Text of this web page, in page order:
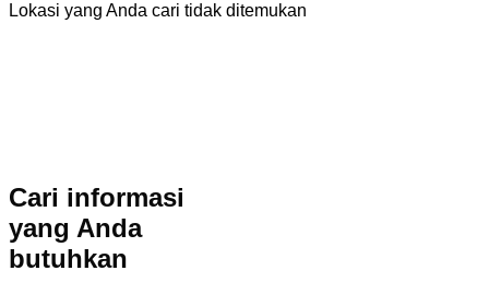
Lokasi yang Anda cari tidak ditemukan
Cari informasi
yang Anda
butuhkan